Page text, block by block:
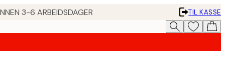
3-6 ARBEIDSDAGER
TIL KASSE